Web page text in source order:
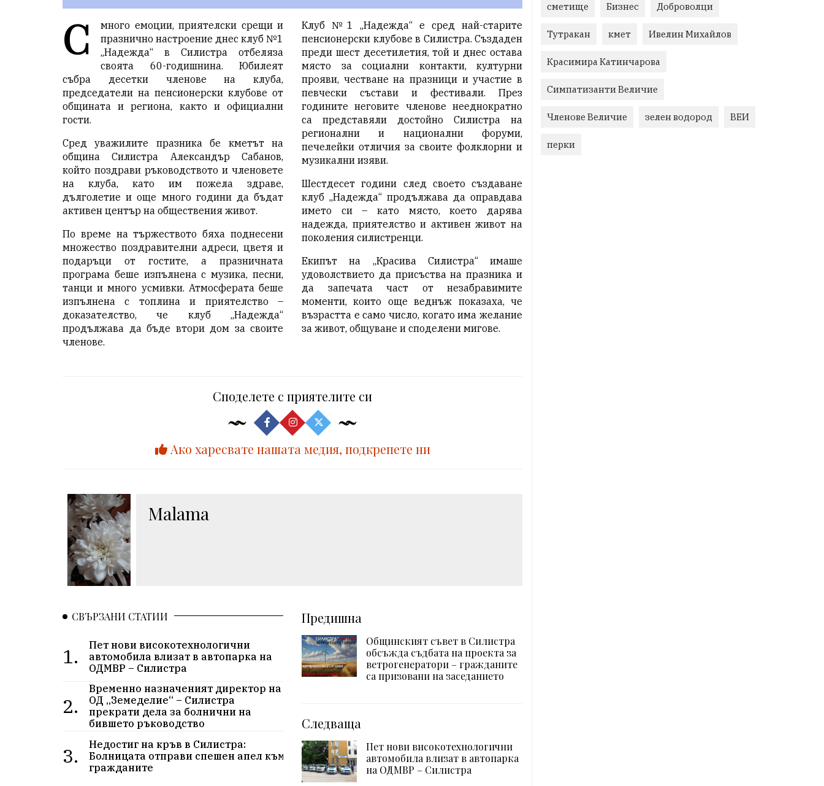
С
много емоции, приятелски срещи и
празнично настроение днес клуб №1
„Надежда“ в Силистра отбеляза
своята 60-годишнина. Юбилеят
събра десетки членове на клуба,
председатели на пенсионерски клубове от
общината и региона, както и официални
гости.
Сред уважилите празника бе кметът на
община Силистра Александър Сабанов,
който поздрави ръководството и членовете
на клуба, като им пожела здраве,
дълголетие и още много години да бъдат
активен център на обществения живот.
По време на тържеството бяха поднесени
множество поздравителни адреси, цветя и
подаръци от гостите, а празничната
програма беше изпълнена с музика, песни,
танци и много усмивки. Атмосферата беше
изпълнена с топлина и приятелство –
доказателство, че клуб „Надежда“
продължава да бъде втори дом за своите
членове.
Клуб №1 „Надежда“ е сред най-старите
пенсионерски клубове в Силистра. Създаден
преди шест десетилетия, той и днес остава
място за социални контакти, културни
прояви, честване на празници и участие в
певчески състави и фестивали. През
годините неговите членове нееднократно
са представяли достойно Силистра на
регионални и национални форуми,
печелейки отличия за своите фолклорни и
музикални изяви.
Шестдесет години след своето създаване
клуб „Надежда“ продължава да оправдава
името си – като място, което дарява
надежда, приятелство и активен живот на
поколения силистренци.
Екипът на „Красива Силистра“ имаше
удоволствието да присъства на празника и
да запечата част от незабравимите
моменти, които още веднъж показаха, че
възрастта е само число, когато има желание
за живот, общуване и споделени мигове.
Споделете с приятелите си
Ако харесвате нашата медия, подкрепете ни
Malama
СВЪРЗАНИ СТАТИИ
1.
Пет нови високотехнологични
автомобила влизат в автопарка на
ОДМВР – Силистра
2.
Временно назначеният директор на
ОД „Земеделие“ – Силистра
прекрати дела за болнични на
бившето ръководство
3.
Недостиг на кръв в Силистра:
Болницата отправи спешен апел към
гражданите
Предишна
Общинският съвет в Силистра
обсъжда съдбата на проекта за
ветрогенератори – гражданите
са призовани на заседанието
Следваща
Пет нови високотехнологични
автомобила влизат в автопарка
на ОДМВР – Силистра
сметище Бизнес Доброволци
Тутракан кмет Ивелин Михайлов
Красимира Катинчарова
Симпатизанти Величие
Членове Величие зелен водород ВЕИ
перки